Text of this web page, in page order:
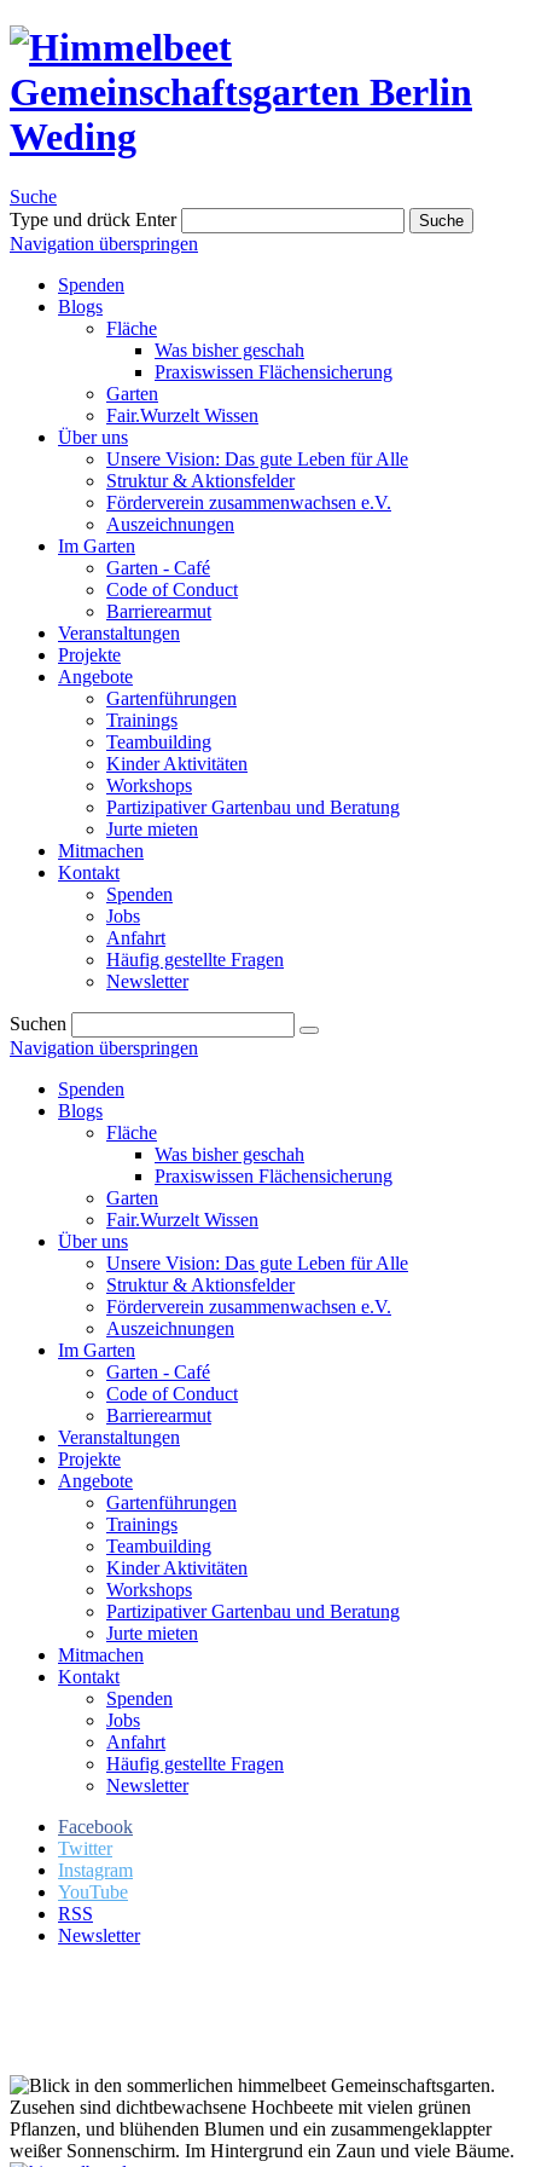
Suche
Type und drück Enter
Suche
Navigation überspringen
Spenden
Blogs
Fläche
Was bisher geschah
Praxiswissen Flächensicherung
Garten
Fair.Wurzelt Wissen
Über uns
Unsere Vision: Das gute Leben für Alle
Struktur & Aktionsfelder
Förderverein zusammenwachsen e.V.
Auszeichnungen
Im Garten
Garten - Café
Code of Conduct
Barrierearmut
Veranstaltungen
Projekte
Angebote
Gartenführungen
Trainings
Teambuilding
Kinder Aktivitäten
Workshops
Partizipativer Gartenbau und Beratung
Jurte mieten
Mitmachen
Kontakt
Spenden
Jobs
Anfahrt
Häufig gestellte Fragen
Newsletter
Suchen
Navigation überspringen
Spenden
Blogs
Fläche
Was bisher geschah
Praxiswissen Flächensicherung
Garten
Fair.Wurzelt Wissen
Über uns
Unsere Vision: Das gute Leben für Alle
Struktur & Aktionsfelder
Förderverein zusammenwachsen e.V.
Auszeichnungen
Im Garten
Garten - Café
Code of Conduct
Barrierearmut
Veranstaltungen
Projekte
Angebote
Gartenführungen
Trainings
Teambuilding
Kinder Aktivitäten
Workshops
Partizipativer Gartenbau und Beratung
Jurte mieten
Mitmachen
Kontakt
Spenden
Jobs
Anfahrt
Häufig gestellte Fragen
Newsletter
Facebook
Twitter
Instagram
YouTube
RSS
Newsletter